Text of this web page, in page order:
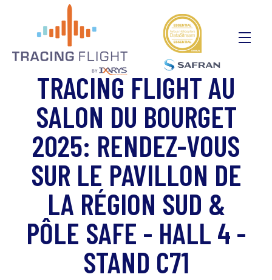
TRACING FLIGHT AU
SALON DU BOURGET
2025: RENDEZ-VOUS
SUR LE PAVILLON DE
LA RÉGION SUD &
PÔLE SAFE - HALL 4 -
STAND C71
Panneau de gestion des cookies